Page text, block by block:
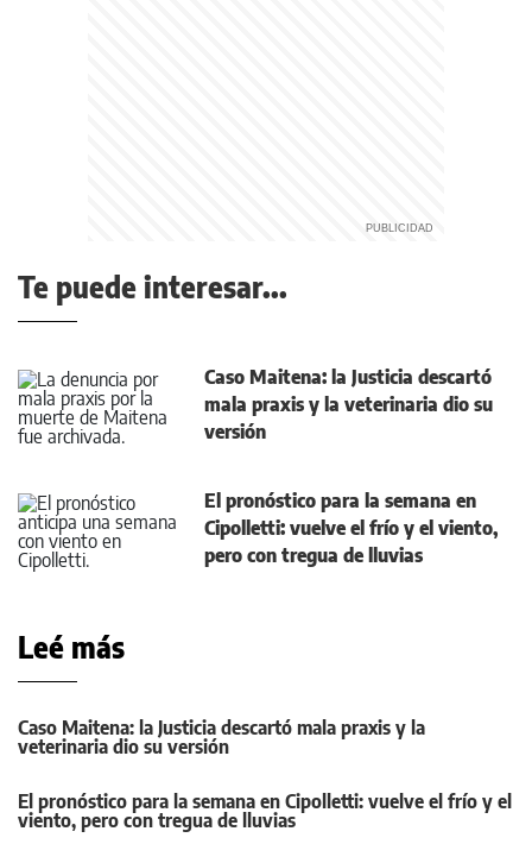
Te puede interesar...
Caso Maitena: la Justicia descartó
mala praxis y la veterinaria dio su
versión
El pronóstico para la semana en
Cipolletti: vuelve el frío y el viento,
pero con tregua de lluvias
Leé más
Caso Maitena: la Justicia descartó mala praxis y la
veterinaria dio su versión
El pronóstico para la semana en Cipolletti: vuelve el frío y el
viento, pero con tregua de lluvias